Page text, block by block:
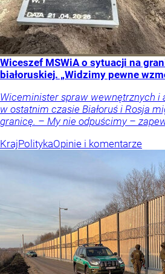
Wiceszef MSWiA o sytuacji na
białoruskiej. „Widzimy pewne
Wiceminister spraw wewnętrznych i
w ostatnim czasie Białoruś i Rosja
granicę. – My nie odpuścimy –
KrajPolitykaOpinie i komentarze